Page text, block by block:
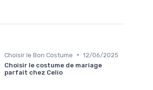
Choisir le Bon Costume • 12/06/2025
Choisir le costume de mariage
parfait chez Celio